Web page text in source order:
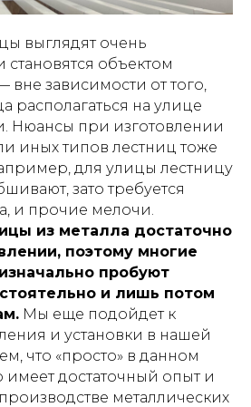
выглядят очень
становятся объектом
зависимости от того,
располагаться на улице
Нюансы при изготовлении
иных типов лестниц тоже
для улицы лестницу
зато требуется
и прочие мелочи.
из металла достаточно
поэтому многие
пробуют
и лишь потом
Мы еще подойдет к
и установки в нашей
что «просто» в данном
имеет достаточный опыт и
металлических